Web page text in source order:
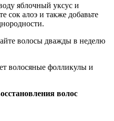
яблочный уксус и
сок алоэ и также добавьте
волосы дважды в неделю
волосяные фолликулы и
волос